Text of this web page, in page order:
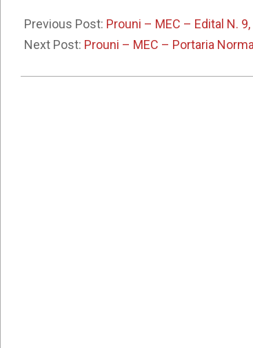
07-
17
Previous Post: Prouni – MEC – Edital N.
Next Post: Prouni – MEC – Portaria